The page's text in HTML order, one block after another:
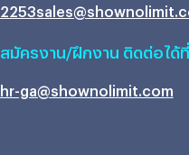
2253
สมัครงาน/ฝึกงาน ติดต่อได้ที่
hr-ga@shownolimit.com